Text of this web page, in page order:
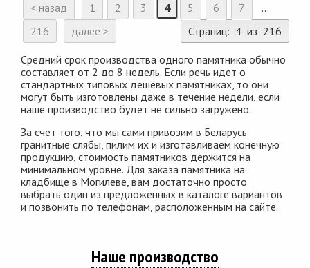
< назад 1 2 3 4 5 6 7
...
216
далее > Страниц: 4 из 216
Средний срок производства одного памятника обычно
составляет от 2 до 8 недель. Если речь идет о
стандартных типовых дешевых памятниках, то они
могут быть изготовлены даже в течение недели, если
наше производство будет не сильно загружено.
За счет того, что мы сами привозим в Беларусь
гранитные слябы, пилим их и изготавливаем конечную
продукцию, стоимость памятников держится на
минимальном уровне. Для заказа памятника на
кладбище в Могилеве, вам достаточно просто
выбрать один из предложенных в каталоге вариантов
и позвонить по телефонам, расположенным на сайте.
Наше производство